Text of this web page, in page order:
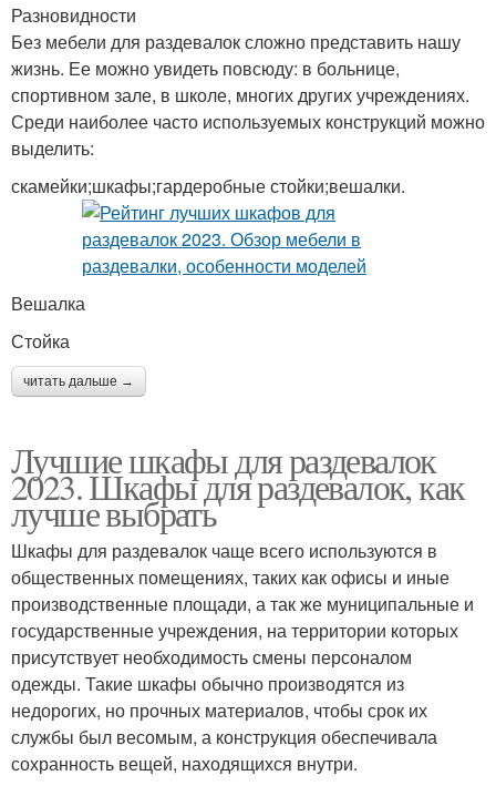
Разновидности
Без мебели для раздевалок сложно представить нашу
жизнь. Ее можно увидеть повсюду: в больнице,
спортивном зале, в школе, многих других учреждениях.
Среди наиболее часто используемых конструкций можно
выделить:
скамейки;шкафы;гардеробные стойки;вешалки.
Вешалка
Стойка
читать дальше →
Лучшие шкафы для раздевалок
2023. Шкафы для раздевалок, как
лучше выбрать
Шкафы для раздевалок чаще всего используются в
общественных помещениях, таких как офисы и иные
производственные площади, а так же муниципальные и
государственные учреждения, на территории которых
присутствует необходимость смены персоналом
одежды. Такие шкафы обычно производятся из
недорогих, но прочных материалов, чтобы срок их
службы был весомым, а конструкция обеспечивала
сохранность вещей, находящихся внутри.